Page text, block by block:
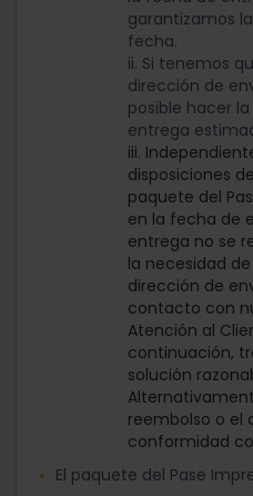
garantizamos
fecha.
ii. Si tenemos
dirección de
posible hacer
entrega
iii.
disposiciones
paquete del
en la fecha de
entrega no se
la necesidad
dirección de
contacto con
Atención al
continuación,
solución
reembolso o el
conformidad
El paquete del Pase